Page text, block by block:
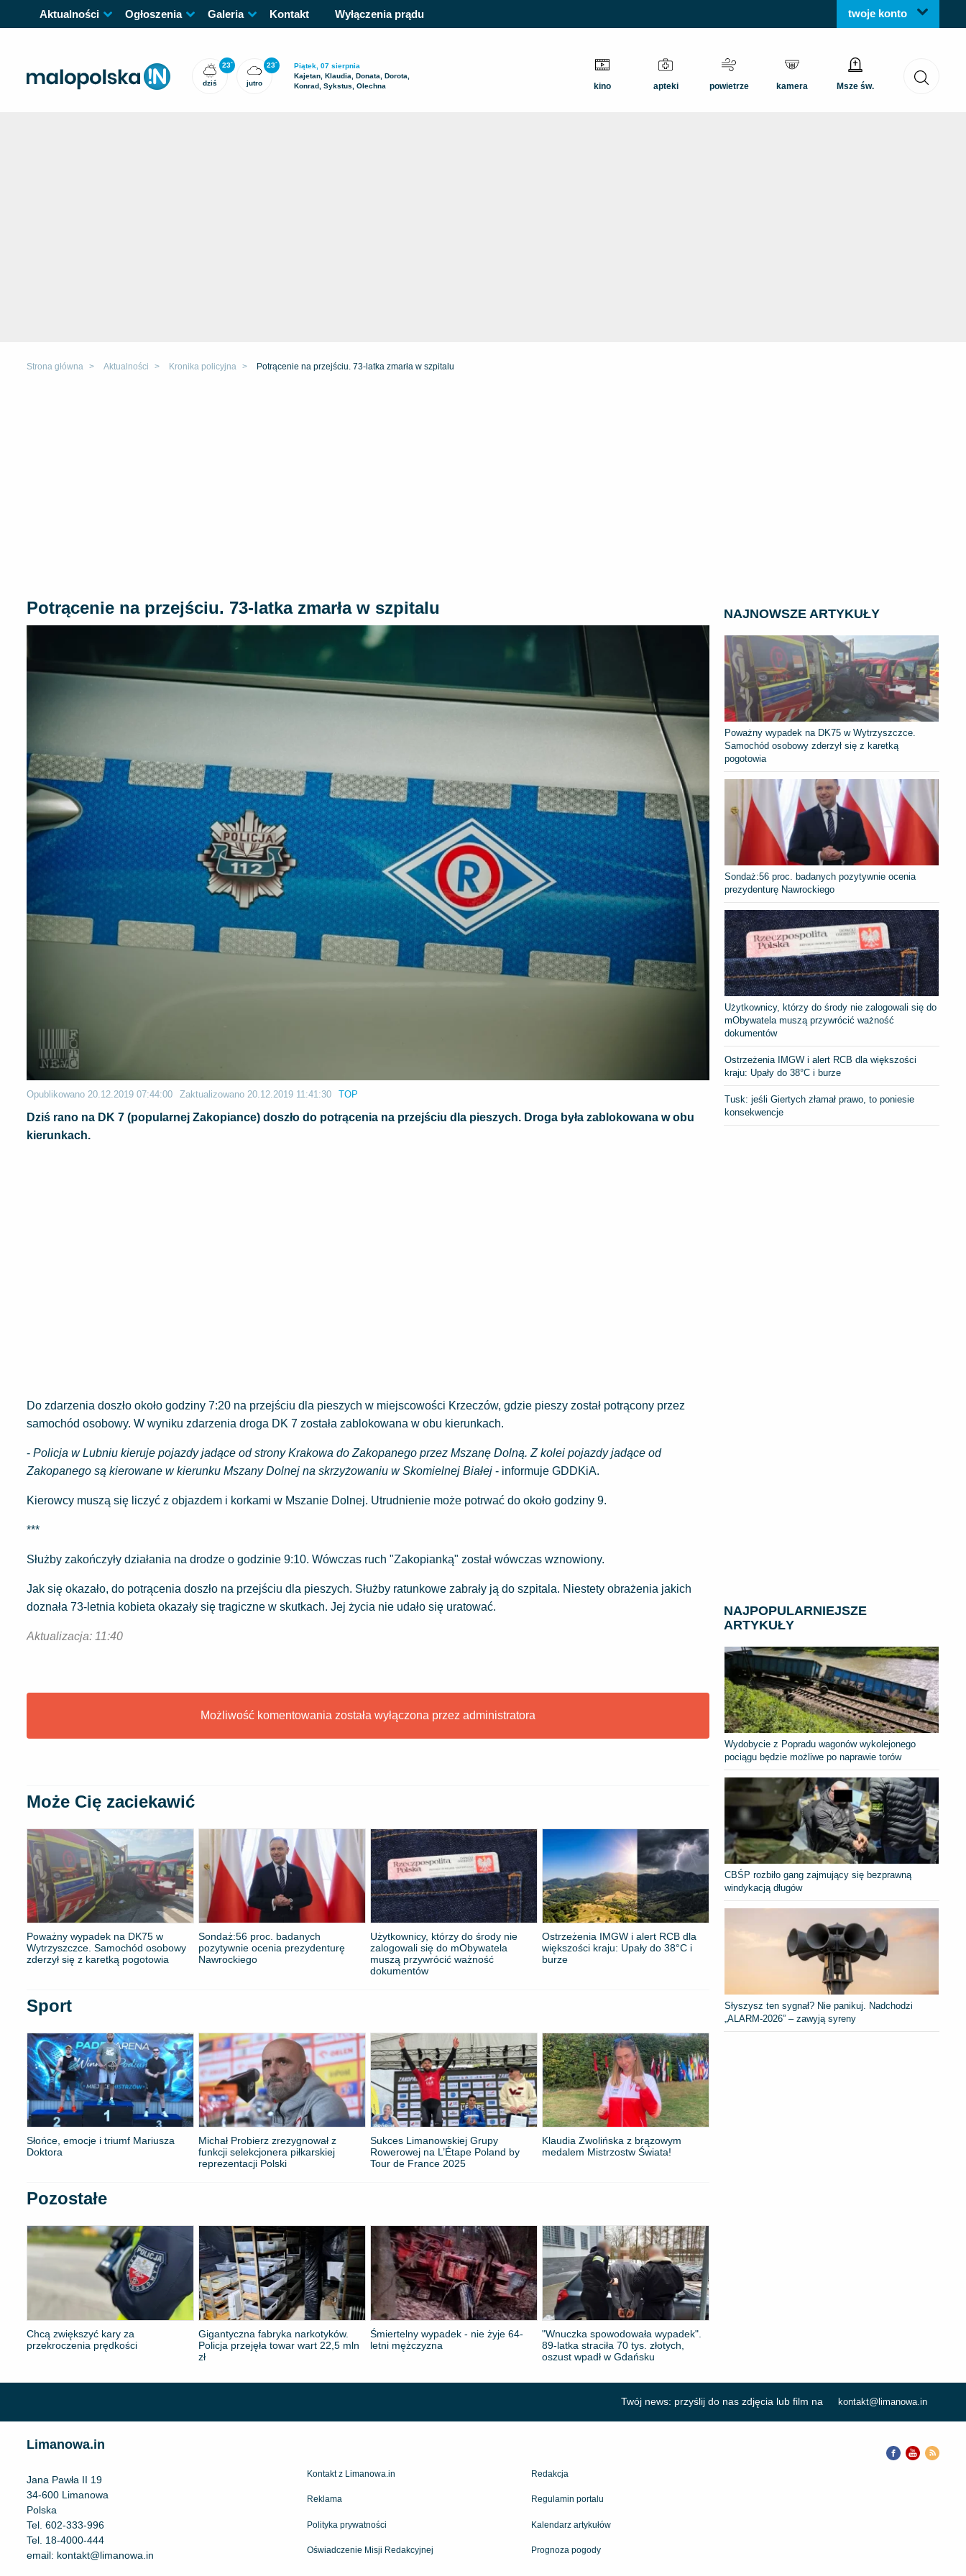
Aktualności Ogłoszenia Galeria Kontakt Wyłączenia prądu twoje konto
23°
dziś
23°
jutro
Piątek, 07 sierpnia
Kajetan, Klaudia, Donata, Dorota,
Konrad, Sykstus, Olechna
kino apteki powietrze kamera Msze św.
Strona główna Aktualności Kronika policyjna Potrącenie na przejściu. 73-latka zmarła w szpitalu
Potrącenie na przejściu. 73-latka zmarła w szpitalu
Opublikowano 20.12.2019 07:44:00 Zaktualizowano 20.12.2019 11:41:30 TOP
Dziś rano na DK 7 (popularnej Zakopiance) doszło do potrącenia na przejściu dla pieszych. Droga była zablokowana w obu
kierunkach.
Do zdarzenia doszło około godziny 7:20 na przejściu dla pieszych w miejscowości Krzeczów, gdzie pieszy został potrącony przez
samochód osobowy. W wyniku zdarzenia droga DK 7 została zablokowana w obu kierunkach.
- Policja w Lubniu kieruje pojazdy jadące od strony Krakowa do Zakopanego przez Mszanę Dolną. Z kolei pojazdy jadące od
Zakopanego są kierowane w kierunku Mszany Dolnej na skrzyżowaniu w Skomielnej Białej - informuje GDDKiA.
Kierowcy muszą się liczyć z objazdem i korkami w Mszanie Dolnej. Utrudnienie może potrwać do około godziny 9.
***
Służby zakończyły działania na drodze o godzinie 9:10. Wówczas ruch "Zakopianką" został wówczas wznowiony.
Jak się okazało, do potrącenia doszło na przejściu dla pieszych. Służby ratunkowe zabrały ją do szpitala. Niestety obrażenia jakich
doznała 73-letnia kobieta okazały się tragiczne w skutkach. Jej życia nie udało się uratować.
Aktualizacja: 11:40
Możliwość komentowania została wyłączona przez administratora
Może Cię zaciekawić
Poważny wypadek na DK75 w
Wytrzyszczce. Samochód osobowy
zderzył się z karetką pogotowia
​Sondaż:56 proc. badanych
pozytywnie ocenia prezydenturę
Nawrockiego
Użytkownicy, którzy do środy nie
zalogowali się do mObywatela
muszą przywrócić ważność
dokumentów
Ostrzeżenia IMGW i alert RCB dla
większości kraju: Upały do 38°C i
burze
Sport
Słońce, emocje i triumf Mariusza
Doktora
Michał Probierz zrezygnował z
funkcji selekcjonera piłkarskiej
reprezentacji Polski
Sukces Limanowskiej Grupy
Rowerowej na L’Étape Poland by
Tour de France 2025
Klaudia Zwolińska z brązowym
medalem Mistrzostw Świata!
Pozostałe
​Chcą zwiększyć kary za
przekroczenia prędkości
Gigantyczna fabryka narkotyków.
Policja przejęła towar wart 22,5 mln
zł
Śmiertelny wypadek - nie żyje 64-
letni mężczyzna
"Wnuczka spowodowała wypadek".
89-latka straciła 70 tys. złotych,
oszust wpadł w Gdańsku
NAJNOWSZE ARTYKUŁY
Poważny wypadek na DK75 w Wytrzyszczce.
Samochód osobowy zderzył się z karetką
pogotowia
​Sondaż:56 proc. badanych pozytywnie ocenia
prezydenturę Nawrockiego
Użytkownicy, którzy do środy nie zalogowali się do
mObywatela muszą przywrócić ważność
dokumentów
Ostrzeżenia IMGW i alert RCB dla większości
kraju: Upały do 38°C i burze
Tusk: jeśli Giertych złamał prawo, to poniesie
konsekwencje
NAJPOPULARNIEJSZE
ARTYKUŁY
Wydobycie z Popradu wagonów wykolejonego
pociągu będzie możliwe po naprawie torów
CBŚP rozbiło gang zajmujący się bezprawną
windykacją długów
Słyszysz ten sygnał? Nie panikuj. Nadchodzi
„ALARM-2026” – zawyją syreny
Twój news: przyślij do nas zdjęcia lub film na kontakt@limanowa.in
Limanowa.in
Jana Pawła II 19
34-600 Limanowa
Polska
Tel. 602-333-996
Tel. 18-4000-444
email: kontakt@limanowa.in
Kontakt z Limanowa.in Redakcja
Reklama Regulamin portalu
Polityka prywatności Kalendarz artykułów
Oświadczenie Misji Redakcyjnej Prognoza pogody